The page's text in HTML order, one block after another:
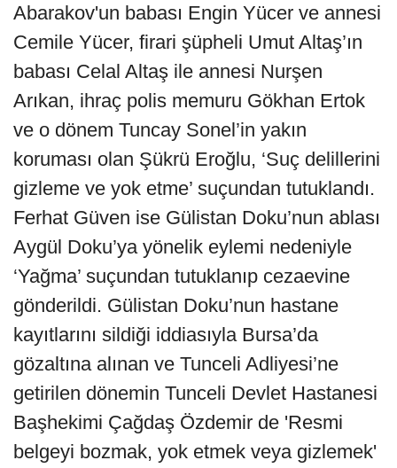
Abarakov'un babası Engin Yücer ve annesi
Cemile Yücer, firari şüpheli Umut Altaş’ın
babası Celal Altaş ile annesi Nurşen
Arıkan, ihraç polis memuru Gökhan Ertok
ve o dönem Tuncay Sonel’in yakın
koruması olan Şükrü Eroğlu, ‘Suç delillerini
gizleme ve yok etme’ suçundan tutuklandı.
Ferhat Güven ise Gülistan Doku’nun ablası
Aygül Doku’ya yönelik eylemi nedeniyle
‘Yağma’ suçundan tutuklanıp cezaevine
gönderildi. Gülistan Doku’nun hastane
kayıtlarını sildiği iddiasıyla Bursa’da
gözaltına alınan ve Tunceli Adliyesi’ne
getirilen dönemin Tunceli Devlet Hastanesi
Başhekimi Çağdaş Özdemir de 'Resmi
belgeyi bozmak, yok etmek veya gizlemek'